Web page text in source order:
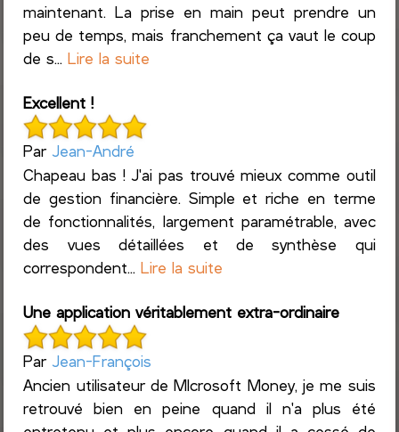
maintenant. La prise en main peut prendre un
peu de temps, mais franchement ça vaut le coup
de s...Lire la suite
Excellent !
Par Jean-André
Chapeau bas ! J'ai pas trouvé mieux comme outil
de gestion financière. Simple et riche en terme
de fonctionnalités, largement paramétrable, avec
des vues détaillées et de synthèse qui
correspondent...Lire la suite
Une application véritablement extra-ordinaire
Par Jean-François
Ancien utilisateur de MIcrosoft Money, je me suis
retrouvé bien en peine quand il n'a plus été